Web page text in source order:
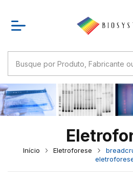
Início Eletroforese